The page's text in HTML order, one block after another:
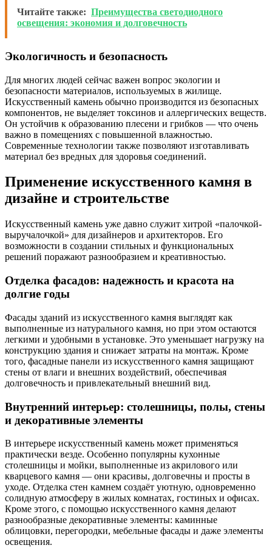
Читайте также: Преимущества светодиодного
освещения: экономия и долговечность
Экологичность и безопасность
Для многих людей сейчас важен вопрос экологии и
безопасности материалов, используемых в жилище.
Искусственный камень обычно производится из безопасных
компонентов, не выделяет токсинов и аллергических веществ.
Он устойчив к образованию плесени и грибков — что очень
важно в помещениях с повышенной влажностью.
Современные технологии также позволяют изготавливать
материал без вредных для здоровья соединений.
Применение искусственного камня в
дизайне и строительстве
Искусственный камень уже давно служит хитрой «палочкой-
выручалочкой» для дизайнеров и архитекторов. Его
возможности в создании стильных и функциональных
решений поражают разнообразием и креативностью.
Отделка фасадов: надежность и красота на
долгие годы
Фасады зданий из искусственного камня выглядят как
выполненные из натурального камня, но при этом остаются
легкими и удобными в установке. Это уменьшает нагрузку на
конструкцию здания и снижает затраты на монтаж. Кроме
того, фасадные панели из искусственного камня защищают
стены от влаги и внешних воздействий, обеспечивая
долговечность и привлекательный внешний вид.
Внутренний интерьер: столешницы, полы, стены
и декоративные элементы
В интерьере искусственный камень может применяться
практически везде. Особенно популярны кухонные
столешницы и мойки, выполненные из акрилового или
кварцевого камня — они красивы, долговечны и просты в
уходе. Отделка стен камнем создаёт уютную, одновременно
солидную атмосферу в жилых комнатах, гостиных и офисах.
Кроме этого, с помощью искусственного камня делают
разнообразные декоративные элементы: каминные
облицовки, перегородки, мебельные фасады и даже элементы
освещения.